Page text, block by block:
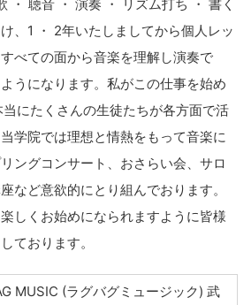
・ 聴音 ・ 演奏 ・ リズム打ち ・ 書く
、1 ・ 2年いたしましてから個人レッ
べての面から音楽を理解し演奏で
うになります。私がこの仕事を始め
にたくさんの生徒たちが各方面で活
学院では理想と情熱をもって音楽に
ングコンサート、おさらい会、サロ
など意欲的にとり組んでおります。
しくお始めになられますように皆様
ております。
MUSIC (ラグバグミュージック) 武